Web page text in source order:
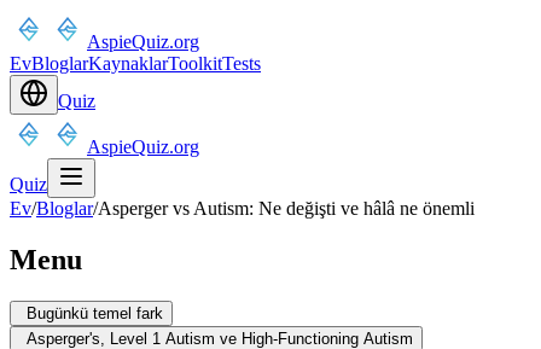
AspieQuiz.org
EvBloglarKaynaklarToolkitTests
Quiz
AspieQuiz.org
Quiz
Ev/Bloglar/Asperger vs Autism: Ne değişti ve hâlâ ne önemli
Menu
Bugünkü temel fark
Asperger's, Level 1 Autism ve High-Functioning Autism